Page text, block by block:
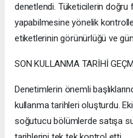
denetlendi. Tüketicilerin doğru
yapabilmesine yönelik
etiketlerinin görünürlüğü ve
SON KULLANMA TARİHİ
Denetimlerin önemli
kullanma tarihleri oluşturdu.
soğutucu bölümlerde satışa